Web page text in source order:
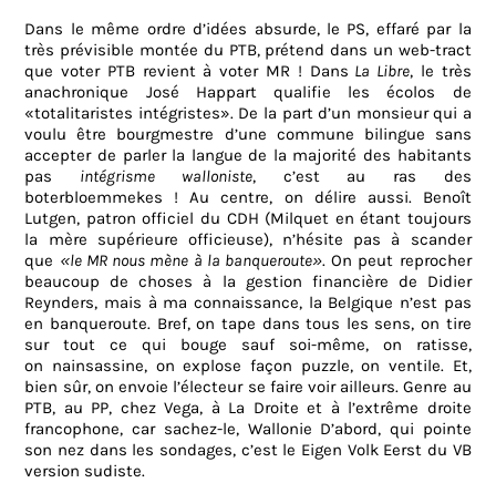
Dans le même ordre d’idées absurde, le PS, effaré par la
très prévisible montée du PTB, prétend dans un web-tract
que voter PTB revient à voter MR ! Dans La Libre, le très
anachronique José Happart qualifie les écolos de
«totalitaristes intégristes». De la part d’un monsieur qui a
voulu être bourgmestre d’une commune bilingue sans
accepter de parler la langue de la majorité des habitants
pas intégrisme walloniste, c’est au ras des
boterbloemmekes ! Aucentre, on délire aussi. Benoît
Lutgen, patron officiel du CDH (Milquet en étant toujours
la mère supérieure officieuse), n’hésite pas à scander
que «le MR nous mène à la banqueroute». On peut reprocher
beaucoup de choses à la gestion financière de Didier
Reynders, mais à ma connaissance, la Belgique n’est pas
en banqueroute. Bref, on tape dans tous les sens, on tire
sur toutce qui bouge sauf soi-même, on ratisse,
on nainsassine, onexplose façon puzzle, on ventile. Et,
bien sûr, on envoie l’électeur se faire voir ailleurs. Genre au
PTB, au PP, chez Vega, à La Droite et à l’extrême droite
francophone, car sachez-le, Wallonie D’abord, qui pointe
son nez dans les sondages, c’est le Eigen Volk Eerst du VB
version sudiste.